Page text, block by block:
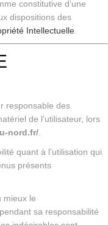
constitutive d’une
dispositions des
Intellectuelle
responsable des
de l’utilisateur, lors
nord.fr/
quant à l’utilisation qui
présents
mieux le
sa responsabilité